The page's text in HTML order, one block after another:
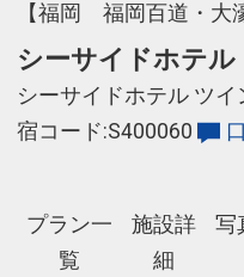
【福岡 福岡百道・大
シーサイドホテ
シーサイドホテル ツイ
宿コード:S400060
プラン一
覧
施設詳
細
写